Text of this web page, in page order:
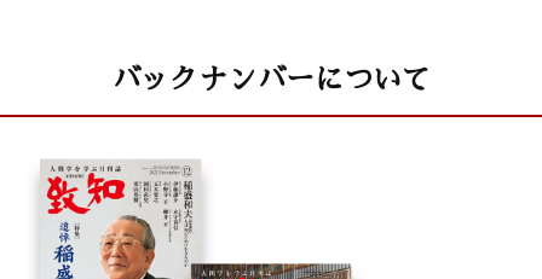
バックナンバーについて